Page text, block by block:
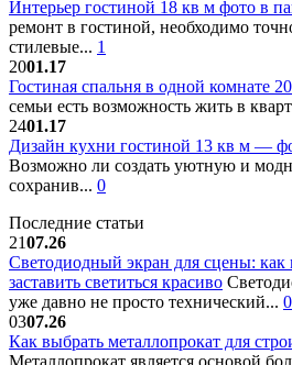
Интерьер гостиной 18 кв м фото в
ремонт в гостиной, необходимо
стилевые... 1
2001.17
Гостиная спальня в одной комнате
семьи есть возможность жить в
2401.17
Дизайн кухни гостиной 13 кв м —
Возможно ли создать уютную и
сохранив... 0
Последние статьи
2107.26
Светодиодный экран для сцены: как
заставить светиться красиво
уже давно не просто технический... 0
0307.26
Как выбрать металлопрокат для
Металлопрокат является основой